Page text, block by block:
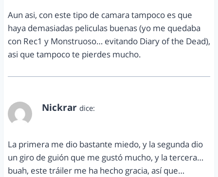
Aun asi, con este tipo de camara tampoco es que
haya demasiadas peliculas buenas (yo me quedaba
con Rec1 y Monstruoso… evitando Diary of the Dead),
asi que tampoco te pierdes mucho.
Nickrar dice:
La primera me dio bastante miedo, y la segunda dio
un giro de guión que me gustó mucho, y la tercera…
buah, este tráiler me ha hecho gracia, así que…